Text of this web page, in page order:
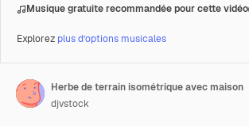
Musique gratuite recommandée pour cette vidéo
Explorez plus d’options musicales
Herbe de terrain isométrique avec maison
djvstock